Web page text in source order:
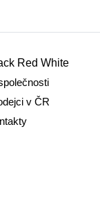
Red White
v ČR